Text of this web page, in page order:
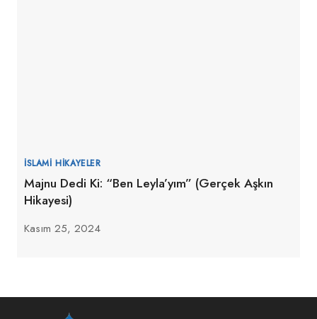
İSLAMI HIKAYELER
Majnu Dedi Ki: “Ben Leyla’yım” (Gerçek Aşkın
Hikayesi)
Kasım 25, 2024